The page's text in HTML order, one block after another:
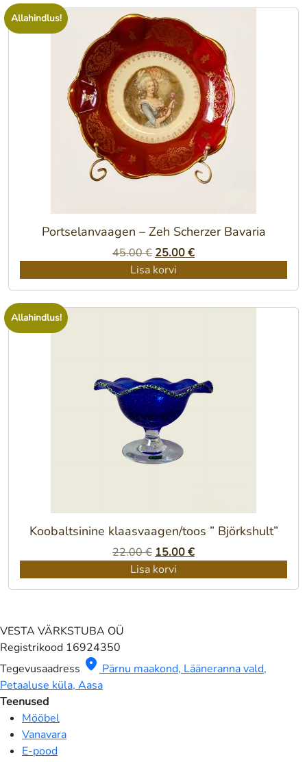
Allahindlus!
Portselanvaagen – Zeh Scherzer Bavaria
45.00€ Algne
hind
25.00€Praegune
Lisa korvi
Allahindlus!
Koobaltsinine klaasvaagen/toos ” Björkshult”
22.00€ Algne
hind
15.00€Praegune
Lisa korvi
VESTA VÄRKSTUBA OÜ
Registrikood 16924350
Tegevusaadress location_on Pärnu maakond, Lääneranna vald,
Petaaluse küla, Aasa
Teenused
Mööbel
Vanavara
E-pood